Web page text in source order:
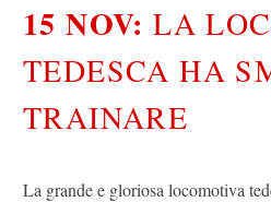
15 NOV:LA
TEDESCA HA
TRAINARE
La grande e gloriosa locomotiva